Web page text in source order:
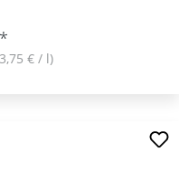
€ / l)